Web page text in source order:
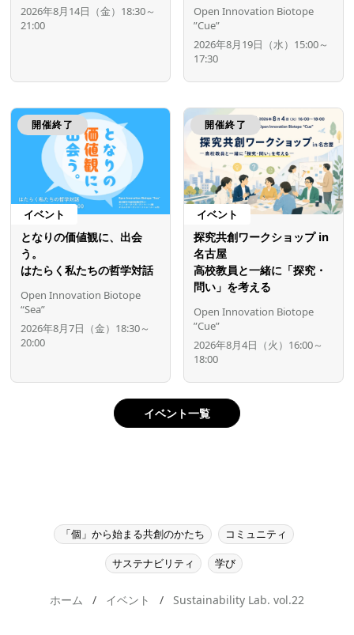
2026年8月14日（金）18:30～
21:00
Open Innovation Biotope
”Cue”
2026年8月19日（水）15:00～
17:30
開催終了
イベント
となりの価値観に、出会
う。
はたらく私たちの哲学対話
Open Innovation Biotope
“Sea”
2026年8月7日（金）18:30～
20:00
開催終了
イベント
探究共創ワークショップ in
名古屋
高校教員と一緒に「探究・
問い」を考える
Open Innovation Biotope
”Cue”
2026年8月4日（火）16:00～
18:00
イベント一覧
「個」から始まる共創のかたち コミュニティ
サステナビリティ 学び
ホーム イベント Sustainability Lab. vol.22